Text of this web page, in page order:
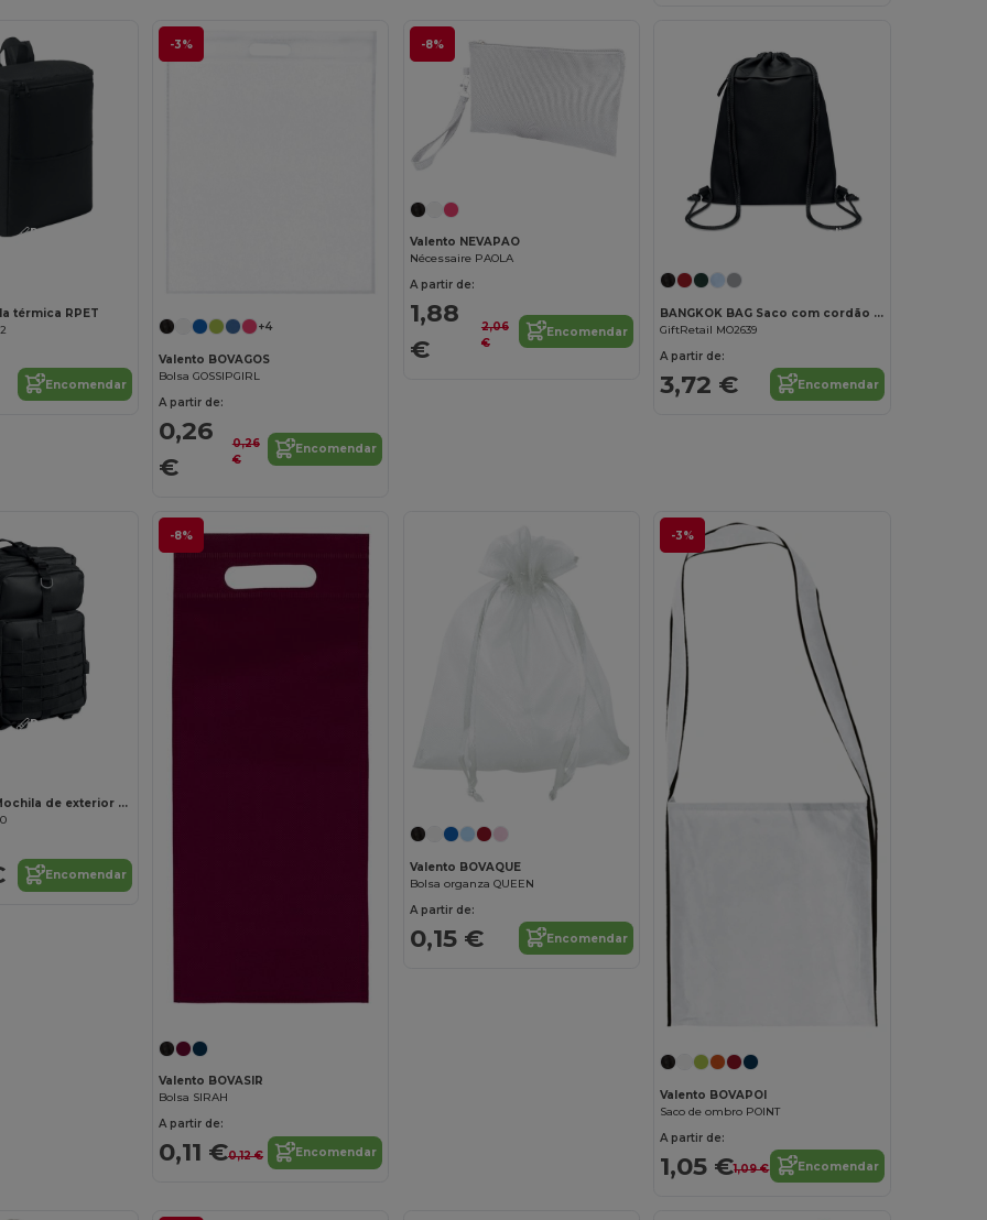
Personalize-o!
térmica RPET
Encomendar
-3%
+4
Valento BOVAGOS
Bolsa GOSSIPGIRL
A partir de:
0,26
€
0,26
€
Encomendar
-8%
Valento NEVAPAO
Nécessaire PAOLA
A partir de:
1,88
€
2,06
€
Encomendar
Personalize-o!
BANGKOK BAG Saco com cordão em RPET 600D
GiftRetail MO2639
A partir de:
3,72 € Encomendar
Personalize-o!
CARRYCONFI Mochila de exterior 600D RPET
Encomendar
-8%
Valento BOVASIR
Bolsa SIRAH
A partir de:
0,11 €0,12 € Encomendar
Valento BOVAQUE
Bolsa organza QUEEN
A partir de:
0,15 € Encomendar
-3%
Valento BOVAPOI
Saco de ombro POINT
A partir de:
1,05 €1,09 € Encomendar